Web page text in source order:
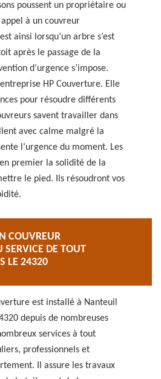
poussent un propriétaire ou
à un couvreur
ainsi lorsqu’un arbre s’est
après le passage de la
d’urgence s’impose.
HP Couverture. Elle
pour résoudre différents
savent travailler dans
avec calme malgré la
l’urgence du moment. Les
premier la solidité de la
le pied. Ils résoudront vos
COUVREUR
SERVICE DE TOUT
LE 24320
est installé à Nanteuil
depuis de nombreuses
services à tout
professionnels et
Il assure les travaux